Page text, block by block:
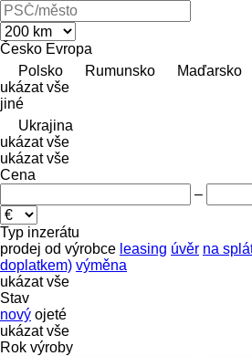
Česko Evropa
Polsko
Rumunsko
Maďarsko
ukázat vše
jiné
Ukrajina
ukázat vše
ukázat vše
Cena
–
Typ inzerátu
prodej od výrobce leasing úvěr na
doplatkem) výměna
ukázat vše
Stav
nový ojeté
ukázat vše
Rok výroby